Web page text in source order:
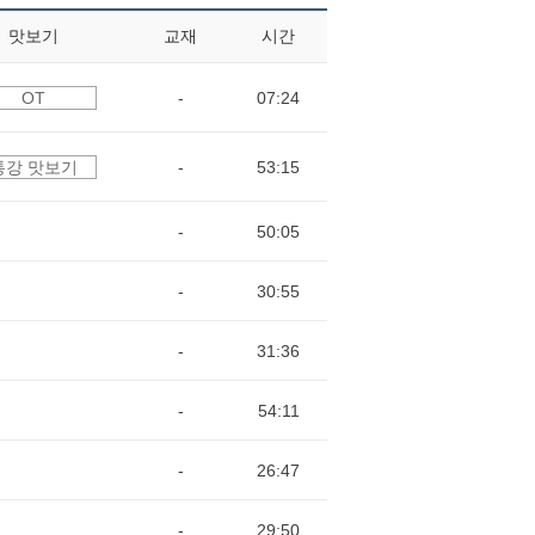
맛보기 교재 시간
OT - 07:24
강 맛보기 - 53:15
- 50:05
- 30:55
- 31:36
- 54:11
- 26:47
- 29:50